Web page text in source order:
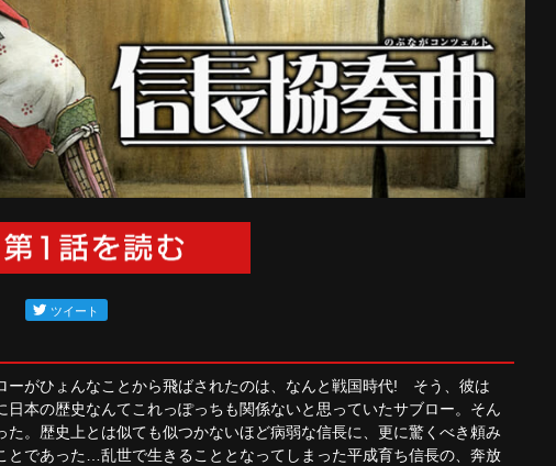
ーがひょんなことから飛ばされたのは、なんと戦国時代! そう、彼は
本の歴史なんてこれっぽっちも関係ないと思っていたサブロー。そん
。歴史上とは似ても似つかないほど病弱な信長に、更に驚くべき頼み
であった…乱世で生きることとなってしまった平成育ち信長の、奔放